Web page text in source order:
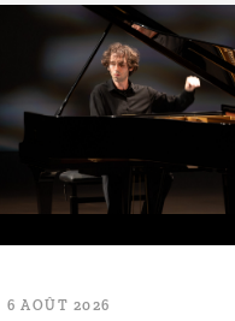
6 AOÛT 2026